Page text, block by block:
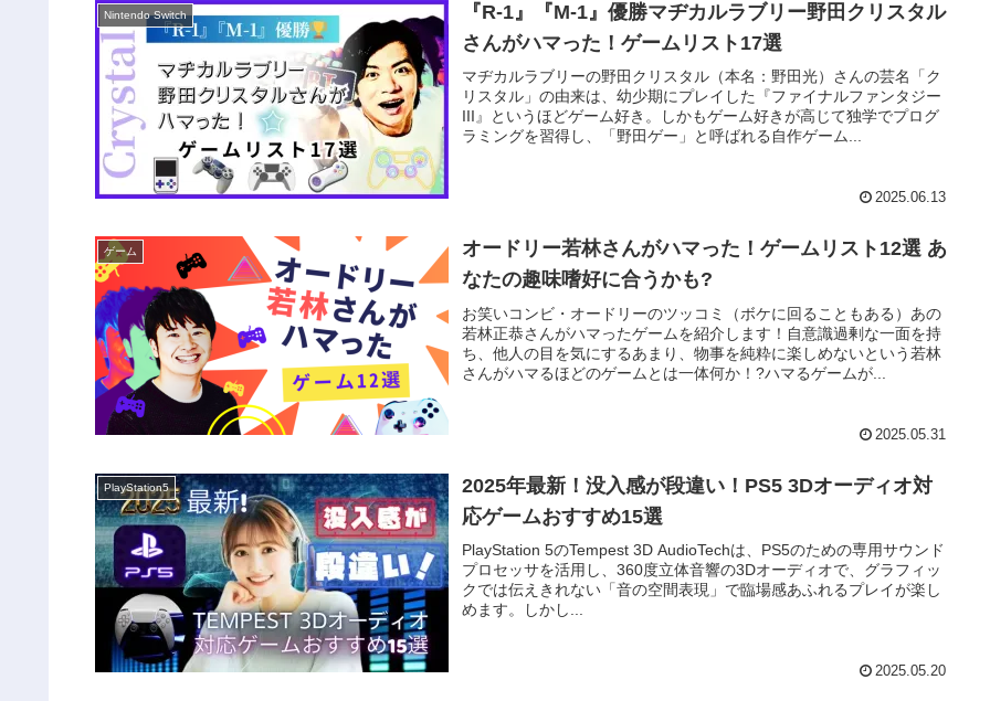
Nintendo Switch
『R-1』『M-1』優勝マヂカルラブリー野田クリスタル
さんがハマった！ゲームリスト17選
マヂカルラブリーの野田クリスタル（本名：野田光）さんの芸名「ク
リスタル」の由来は、幼少期にプレイした『ファイナルファンタジー
III』というほどゲーム好き。しかもゲーム好きが高じて独学でプログ
ラミングを習得し、「野田ゲー」と呼ばれる自作ゲーム...
2025.06.13
ゲーム
オードリー若林さんがハマった！ゲームリスト12選 あ
なたの趣味嗜好に合うかも?
お笑いコンビ・オードリーのツッコミ（ボケに回ることもある）あの
若林正恭さんがハマったゲームを紹介します！自意識過剰な一面を持
ち、他人の目を気にするあまり、物事を純粋に楽しめないという若林
さんがハマるほどのゲームとは一体何か！?ハマるゲームが...
2025.05.31
PlayStation5
2025年最新！没入感が段違い！PS5 3Dオーディオ対
応ゲームおすすめ15選
PlayStation 5のTempest 3D AudioTechは、PS5のための専用サウンド
プロセッサを活用し、360度立体音響の3Dオーディオで、グラフィッ
クでは伝えきれない「音の空間表現」で臨場感あふれるプレイが楽し
めます。しかし...
2025.05.20